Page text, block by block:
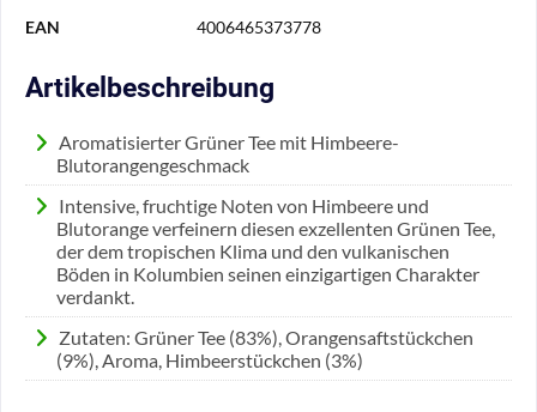
EAN 4006465373778
Artikelbeschreibung
Aromatisierter Grüner Tee mit Himbeere-
Blutorangengeschmack
Intensive, fruchtige Noten von Himbeere und
Blutorange verfeinern diesen exzellenten Grünen Tee,
der dem tropischen Klima und den vulkanischen
Böden in Kolumbien seinen einzigartigen Charakter
verdankt.
Zutaten: Grüner Tee (83%), Orangensaftstückchen
(9%), Aroma, Himbeerstückchen (3%)